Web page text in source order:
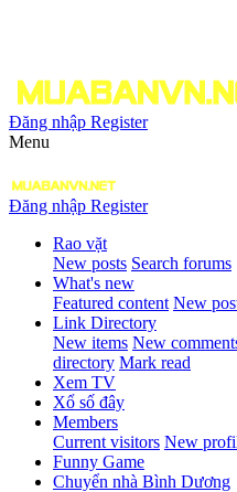
Đăng nhập Register
Menu
Đăng nhập Register
Rao vặt
New posts Search forums
What's new
Featured content New
Link Directory
New items New
directory Mark read
Xem TV
Xổ số đây
Members
Current visitors New
Funny Game
Chuyển nhà Bình Dương